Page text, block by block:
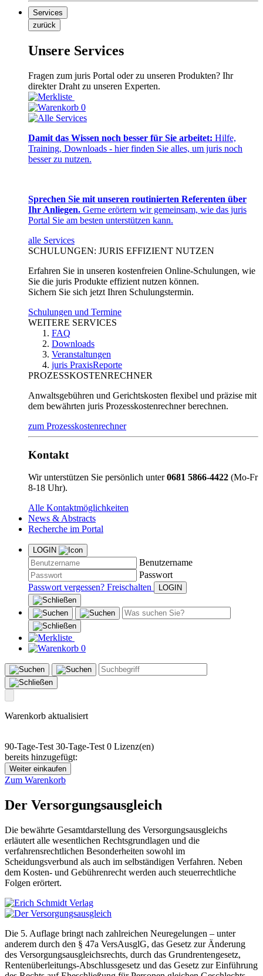
Services
zurück
Unsere Services
Fragen zum juris Portal oder zu unseren Produkten? Ihr
direkter Draht zu unseren Experten.
0
Damit das Wissen noch besser für Sie arbeitet: Hilfe,
Training, Downloads - hier finden Sie alles, um juris noch
besser zu nutzen.
Sprechen Sie mit unseren routinierten Referenten über
Ihr Anliegen. Gerne erörtern wir gemeinsam, wie das juris
Portal Sie am besten unterstützen kann.
alle Services
SCHULUNGEN: JURIS EFFIZIENT NUTZEN
Erfahren Sie in unseren kostenfreien Online-Schulungen, wie
Sie die juris Produkte effizient nutzen können.
Sichern Sie sich jetzt Ihren Schulungstermin.
Schulungen und Termine
WEITERE SERVICES
FAQ
Downloads
Veranstaltungen
juris PraxisReporte
PROZESSKOSTENRECHNER
Anwaltsgebühren und Gerichtskosten flexibel und präzise mit
dem bewährten juris Prozesskostenrechner berechnen.
zum Prozesskostenrechner
Kontakt
Wir unterstützen Sie persönlich unter0681 5866-4422 (Mo-Fr
8-18 Uhr).
Alle Kontaktmöglichkeiten
News & Abstracts
Recherche im Portal
LOGIN
Benutzername
Passwort
Passwort vergessen? Freischalten
0
Warenkorb aktualisiert
90-Tage-Test 30-Tage-Test 0 Lizenz(en)
bereits hinzugefügt:
Weiter einkaufen
Zum Warenkorb
Der Versorgungsausgleich
Die bewährte Gesamtdarstellung des Versorgungsausgleichs
erläutert alle wesentlichen Rechtsgrundlagen und die
verfahrensrechtlichen Besonderheiten sowohl im
Scheidungsverbund als auch im selbständigen Verfahren. Neben
dem Kosten- und Gebührenrecht werden auch steuerrechtliche
Folgen erörtert.
Die 5. Auflage bringt nach zahlreichen Neuregelungen – unter
anderem durch den § 47a VersAusglG, das Gesetz zur Änderung
des Versorgungsausgleichsrechts, durch das Grundrentengesetz,
Rentenüberleitungs-Abschlussgesetz und das Gesetz zur Einführung